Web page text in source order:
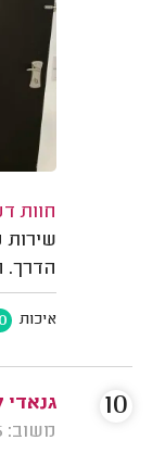
חוות
שירות
הדרך.
איכות
גנאדי
משוב: 10/08/2025
10